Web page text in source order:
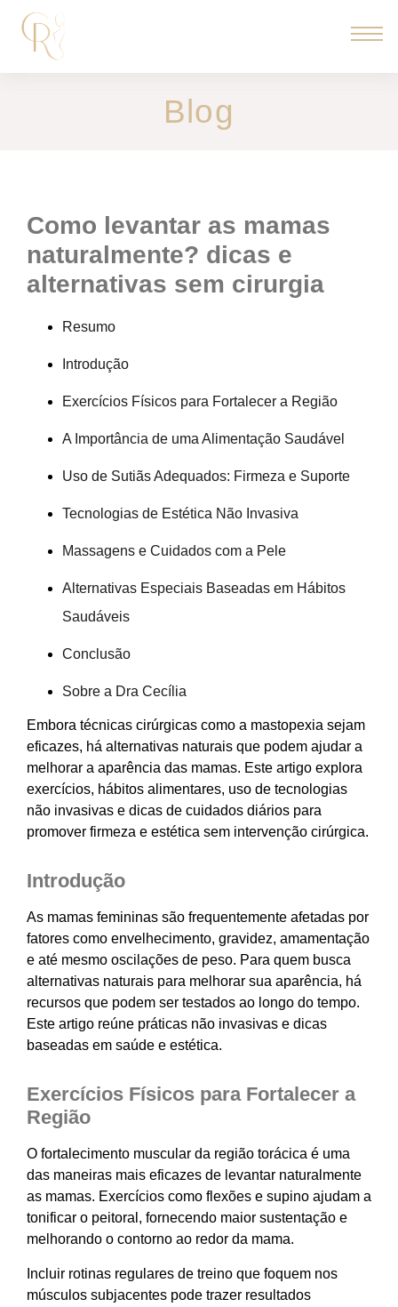
Blog
como levantar as mamas
naturalmente? dicas e
alternativas sem cirurgia
Resumo
Introdução
Exercícios Físicos para Fortalecer a Região
A Importância de uma Alimentação Saudável
Uso de Sutiãs Adequados: Firmeza e Suporte
Tecnologias de Estética Não Invasiva
Massagens e Cuidados com a Pele
Alternativas Especiais Baseadas em Hábitos
Saudáveis
Conclusão
Sobre a Dra Cecília
Embora técnicas cirúrgicas como a mastopexia sejam
eficazes, há alternativas naturais que podem ajudar a
melhorar a aparência das mamas. Este artigo explora
exercícios, hábitos alimentares, uso de tecnologias
não invasivas e dicas de cuidados diários para
promover firmeza e estética sem intervenção cirúrgica.
Introdução
As mamas femininas são frequentemente afetadas por
fatores como envelhecimento, gravidez, amamentação
e até mesmo oscilações de peso. Para quem busca
alternativas naturais para melhorar sua aparência, há
recursos que podem ser testados ao longo do tempo.
Este artigo reúne práticas não invasivas e dicas
baseadas em saúde e estética.
Exercícios Físicos para Fortalecer a
Região
O fortalecimento muscular da região torácica é uma
das maneiras mais eficazes de levantar naturalmente
as mamas. Exercícios como flexões e supino ajudam a
tonificar o peitoral, fornecendo maior sustentação e
melhorando o contorno ao redor da mama.
Incluir rotinas regulares de treino que foquem nos
músculos subjacentes pode trazer resultados